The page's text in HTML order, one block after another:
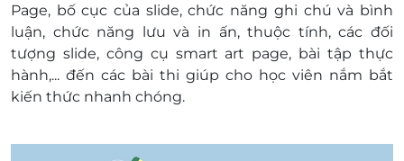
Page, bố cục của slide, chức năng ghi chú và bình
luận, chức năng lưu và in ấn, thuộc tính, các đối
tượng slide, công cụ smart art page, bài tập thực
hành,... đến các bài thi giúp cho học viên nắm bắt
kiến thức nhanh chóng.